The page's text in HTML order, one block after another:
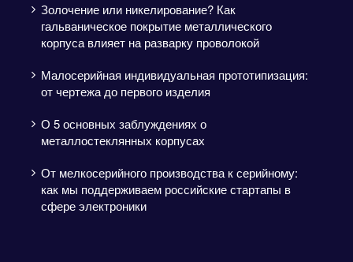
Золочение или никелирование? Как
гальваническое покрытие металлического
корпуса влияет на разварку проволокой
Малосерийная индивидуальная прототипизация:
от чертежа до первого изделия
О 5 основных заблуждениях о
металлостеклянных корпусах
От мелкосерийного производства к серийному:
как мы поддерживаем российские стартапы в
сфере электроники